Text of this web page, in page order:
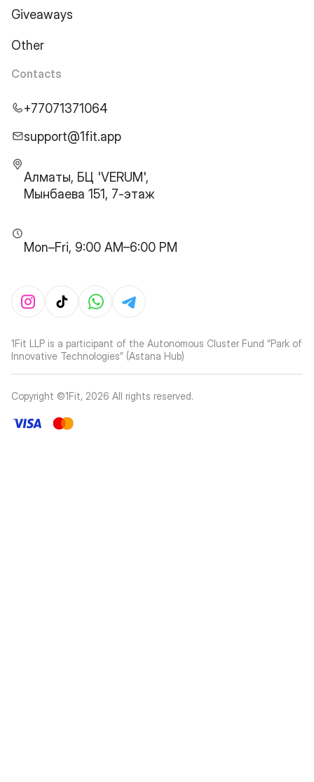
Giveaways
Other
Contacts
+77071371064
support@1fit.app
Алматы, БЦ 'VERUM',
Мынбаева 151, 7-этаж
Mon–Fri, 9:00 AM–6:00 PM
1Fit LLP is a participant of the Autonomous Cluster Fund “Park of
Innovative Technologies” (Astana Hub)
Copyright ©1Fit, 2026 All rights reserved.